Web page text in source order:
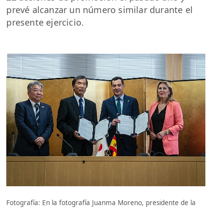
prevé alcanzar un número similar durante el
presente ejercicio.
Fotografía: En la fotografía Juanma Moreno, presidente de la